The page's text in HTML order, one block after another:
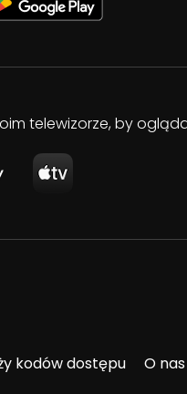
telewizorze, by
kodów dostępu O nas